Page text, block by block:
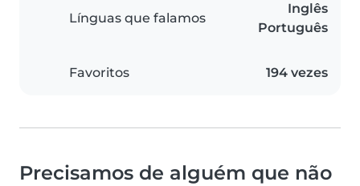
Línguas que falamos
Inglês
Português
Favoritos 194 vezes
Precisamos de alguém que não